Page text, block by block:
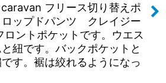
フリース切り替えポ
ロップドパンツ クレイジー
ロントポケットです。ウエス
と紐です。バックポケットと
す。裾は絞れるようになっ